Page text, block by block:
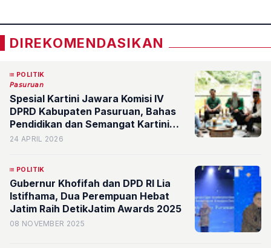
DIREKOMENDASIKAN
POLITIK
𝘗𝘢𝘴𝘶𝘳𝘶𝘢𝘯
Spesial Kartini Jawara Komisi IV
DPRD Kabupaten Pasuruan, Bahas
Pendidikan dan Semangat Kartini
dalam Pemberdayaan Perempuan
24 APRIL 2026
POLITIK
Gubernur Khofifah dan DPD RI Lia
Istifhama, Dua Perempuan Hebat
Jatim Raih DetikJatim Awards 2025
08 NOVEMBER 2025